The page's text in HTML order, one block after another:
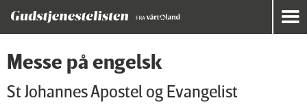
Messe på engelsk
St Johannes Apostel og Evangelist